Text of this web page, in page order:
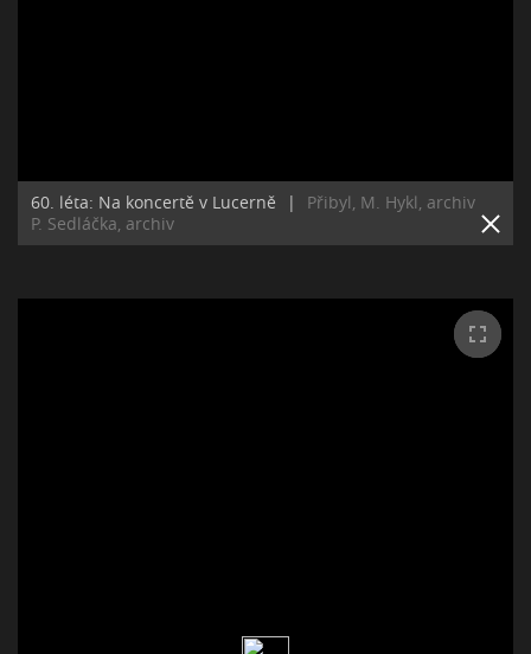
60. léta: Na koncertě v Lucerně |
Přibyl, M. Hykl, archiv
P. Sedláčka, archiv